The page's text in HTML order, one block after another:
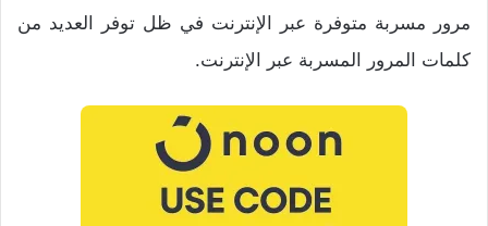
مرور مسربة متوفرة عبر الإنترنت في ظل توفر العديد من
كلمات المرور المسربة عبر الإنترنت.